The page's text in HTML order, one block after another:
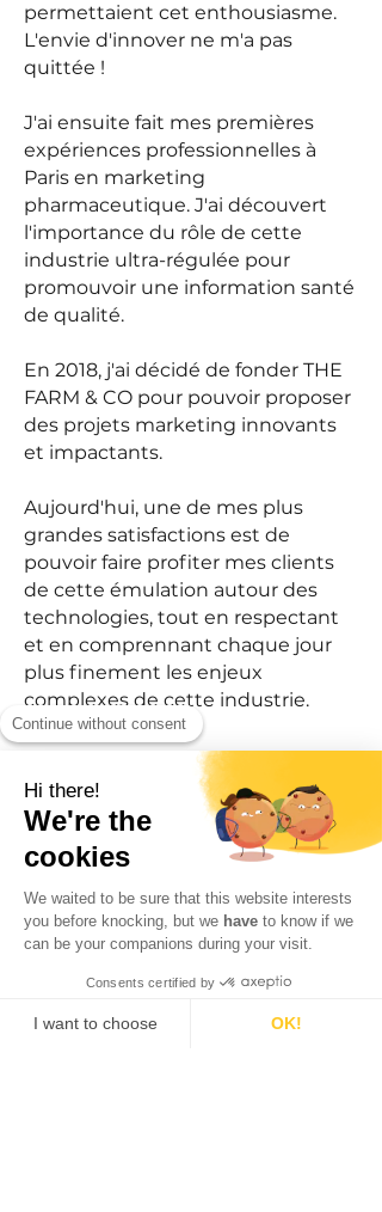
permettaient cet enthousiasme.
L'envie d'innover ne m'a pas
quittée !
J'ai ensuite fait mes premières
expériences professionnelles à
Paris en marketing
pharmaceutique. J'ai découvert
l'importance du rôle de cette
industrie ultra-régulée pour
promouvoir une information santé
de qualité.
En 2018, j'ai décidé de fonder THE
FARM & CO pour pouvoir proposer
des projets marketing innovants
et impactants.
Aujourd'hui, une de mes plus
grandes satisfactions est de
pouvoir faire profiter mes clients
de cette émulation autour des
technologies, tout en respectant
et en comprennant chaque jour
plus finement les enjeux
complexes de cette industrie.
MA valeur
Continue without consent
Hi there!
We're the
cookies
We waited to be sure that this website interests
you before knocking, but we have to know if we
can be your companions during your visit.
Consents certified by
I want to choose OK!